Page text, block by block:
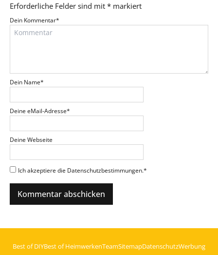
Erforderliche Felder sind mit * markiert
Dein Kommentar*
Dein Name*
Deine eMail-Adresse*
Deine Webseite
Ich akzeptiere die Datenschutzbestimmungen.*
Best of DIYBest of HeimwerkenTeamSitemapDatenschutzWerbung